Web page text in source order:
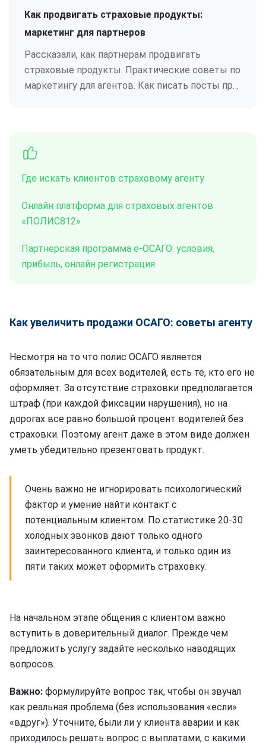
Как продвигать страховые продукты:
маркетинг для партнеров
Рассказали, как партнерам продвигать
страховые продукты. Практические советы по
маркетингу для агентов. Как писать посты про
Где искать клиентов страховому агенту
Онлайн платформа для страховых агентов
«ПОЛИС812»
Партнерская программа е-ОСАГО: условия,
прибыль, онлайн регистрация
Как увеличить продажи ОСАГО: советы агенту
Несмотря на то что полис ОСАГО является
обязательным для всех водителей, есть те, кто его не
оформляет. За отсутствие страховки предполагается
штраф (при каждой фиксации нарушения), но на
дорогах все равно большой процент водителей без
страховки. Поэтому агент даже в этом виде должен
уметь убедительно презентовать продукт.
Очень важно не игнорировать психологический
фактор и умение найти контакт с
потенциальным клиентом. По статистике 20-30
холодных звонков дают только одного
заинтересованного клиента, и только один из
пяти таких может оформить страховку.
На начальном этапе общения с клиентом важно
вступить в доверительный диалог. Прежде чем
предложить услугу задайте несколько наводящих
вопросов.
Важно: формулируйте вопрос так, чтобы он звучал
как реальная проблема (без использования «если»
«вдруг»). Уточните, были ли у клиента аварии и как
приходилось решать вопрос с выплатами, с какими